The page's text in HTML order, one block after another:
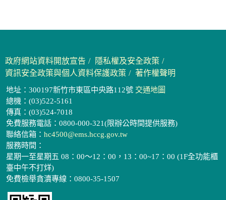
政府網站資料開放宣告
隱私權及安全政策
資訊安全政策與個人資料保護政策
著作權聲明
地址：300197新竹市東區中央路112號 交通地圖
總機：(03)522-5161
傳真：(03)524-7018
免費服務電話：0800-000-321(限辦公時間提供服務)
聯絡信箱： hc4500@ems.hccg.gov.tw
服務時間：
星期一至星期五 08：00～12：00，13：00~17：00 (1F全功能櫃
臺中午不打烊)
免費檢舉貪瀆專線：0800-35-1507